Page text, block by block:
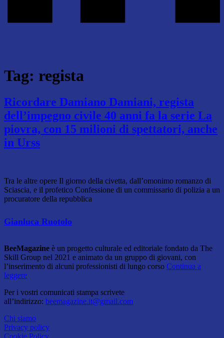
Tag: regista
Ricordare Damiano Damiani, regista
dell’impegno civile 40 anni fa la serie La
piovra, con 15 milioni di spettatori, anche
in Urss
Tra le altre opere Il giorno della civetta, dall’omonimo romanzo di
Sciascia, e il profetico Confessione di un commissario di polizia a un
procuratore della repubblica
Gianluca Ruotolo
BeeMagazine è un progetto culturale ed editoriale fondato da The
Skill Group nel 2021 e animato da un gruppo di giovani, con
l’inserimento di alcuni professionisti di lungo corso Continua a
leggere
Per i vostri comunicati stampa scrivete
all’indirizzo: beemagazine.it@gmail.com
Chi siamo
Privacy policy